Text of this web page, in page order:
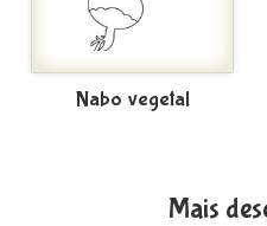
Nabo vegetal
Mais